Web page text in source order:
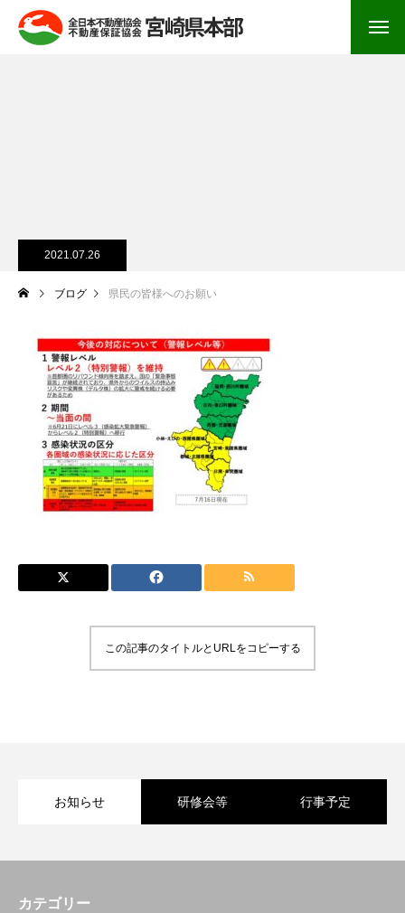
2021.07.26
ブログ 県民の皆様へのお願い
この記事のタイトルとURLをコピーする
お知らせ 研修会等 行事予定
カテゴリー